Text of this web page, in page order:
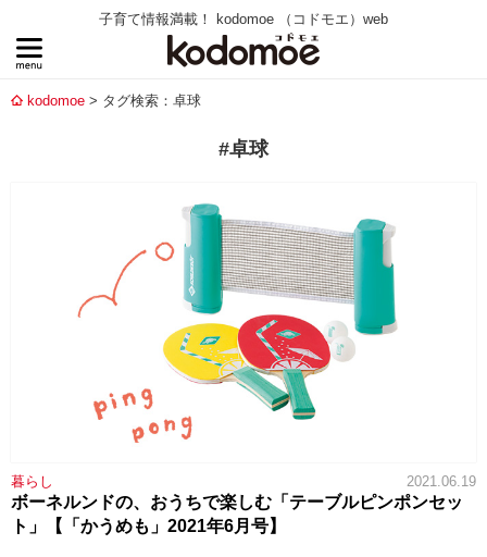
子育て情報満載！ kodomoe （コドモエ）web
kodomoe タグ検索：卓球
#卓球
暮らし 2021.06.19
ボーネルンドの、おうちで楽しむ「テーブルピンポンセッ
ト」【「かうめも」2021年6月号】